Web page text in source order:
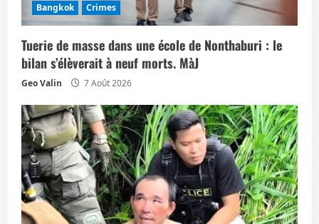
a
r
t
i
c
l
e
Bangkok Crimes
Tuerie de masse dans une école de Nonthaburi : le
bilan s’élèverait à neuf morts. MàJ
Geo Valin 7 Août 2026